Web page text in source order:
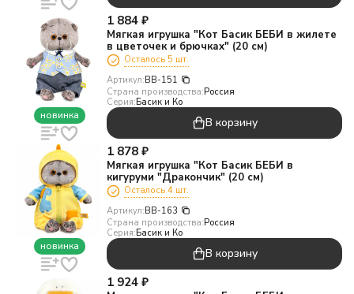
новинка
1 884 ₽
Мягкая игрушка "Кот Басик БЕБИ в жилете
в цветочек и брючках" (20 см)
Осталось 5 шт.
Артикул:BB-151
Страна производства:Россия
Серия:Басик и Ко
В корзину
новинка
1 878 ₽
Мягкая игрушка "Кот Басик БЕБИ в
кигуруми "Дракончик" (20 см)
Осталось 4 шт.
Артикул:BB-163
Страна производства:Россия
Серия:Басик и Ко
В корзину
1 924 ₽